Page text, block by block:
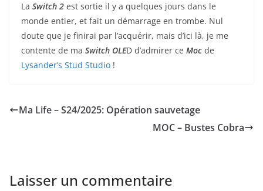
La Switch 2 est sortie il y a quelques jours dans le
monde entier, et fait un démarrage en trombe. Nul
doute que je finirai par l’acquérir, mais d’ici là, je me
contente de ma Switch OLED d’admirer ce Moc de
Lysander’s Stud Studio !
Ma Life – S24/2025: Opération sauvetage
MOC – Bustes Cobra
Laisser un commentaire